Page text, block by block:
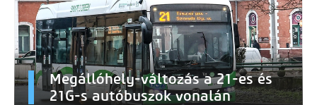
Megállóhely-változás a 21-es és
21G-s autóbuszok vonalán